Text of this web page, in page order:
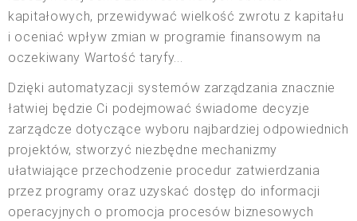
kapitałowych, przewidywać wielkość zwrotu z kapitału
i oceniać wpływ zmian w programie finansowym na
oczekiwany Wartość taryfy...
Dzięki automatyzacji systemów zarządzania znacznie
łatwiej będzie Ci podejmować świadome decyzje
zarządcze dotyczące wyboru najbardziej odpowiednich
projektów, stworzyć niezbędne mechanizmy
ułatwiające przechodzenie procedur zatwierdzania
przez programy oraz uzyskać dostęp do informacji
operacyjnych o promocja procesów biznesowych